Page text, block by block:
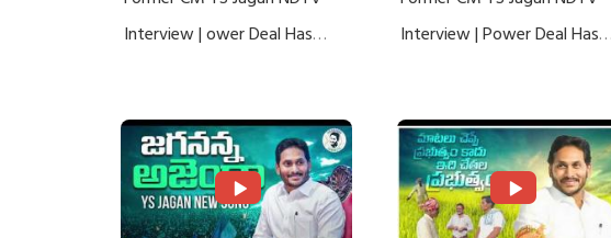
Interview | ower Deal Has
Interview | Power Deal Has